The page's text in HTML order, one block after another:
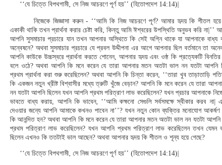
‘‘যে চিত্তে বিপথগামী, সে নিজ আচরণে পূর্ণ হয়’’ (হিতোপদেশ 14:14)|
নিজেকে জিজ্ঞাসা করুন - ‘‘আমি কি নিজ আচরণে পূর্ণ? আমার হৃদয় কি শীতল
একাকী থাকি তখন প্রার্থনা করার চেষ্টা করি, কিন্তু আমি ঈশ্বরের উপস্থিতি অনুভব করি না|’’
আপনি সুসমাচার প্রচারে যান তখন আপনার অস্থিতে কি সেই অগ্নি থাকে যা আপনাকে বাধ্য
অন্বেষনে? অথবা সুসমাচার প্রচারে যে প্রবল উদ্দীপনা এর আগে আপনার ছিল বর্তমানে তা
আপনি কাউকে উচ্চস্বরে প্রার্থনা করতে শোনেন, আপনার হৃদয় এবং ওষ্ঠ কি প্রত্যেকটি
বলে ওঠে? অথবা আপনি কি মনে করেন যে তারা আপনার মতন অতটা ভাল নন যতটা আপনি
প্রথম প্রার্থনা করা শুরু করেছিলেন? অথবা আপনি কি চিন্তা করেন, ‘‘তারা খুব তাড়াতাড়ি
কি একজন নতুন খ্রীষ্ট বিশ্বাসীর মধ্যে ত্রুটি খুঁজে বেড়ান? আপনি কি মনে করেন যে তারা
নন যতটা আপনি ছিলেন যখন আপনি প্রথম পরিত্রাণ লাভ করেছিলেন? যখন প্রচার আপনাকে
ভাবতে বাধ্য করায়, আপনি কি ভাবেন, ‘‘আমি কক্ষনো সেগুলি সর্বসমক্ষে স্বীকার করব না|
দেওয়ার জন্যে আপনি আমাকে কখনও পাবেন না’’? যখন নতুন কোন ব্যক্তির মনোযোগ
কি আনন্দিত হন? অথবা আপনি কি মনে করেন যে তারা আপনার মতন অতটা ভাল নন যতটা
প্রথম পরিত্রাণ লাভ করেছিলেন? যখন আপনি প্রথম পরিত্রাণ লাভ করেছিলেন তখন যেমন
ছিলেন এখনও কি ততটাই ভাল আছেন? অথবা আপনার হৃদয় কি শীতল ও শূন্য হয়ে গেছে?
‘‘যে চিত্তে বিপথগামী, সে নিজ আচরণে পূর্ণ হয়’’ (হিতোপদেশ 14:14)|